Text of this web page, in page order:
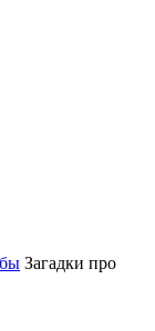
Загадки про